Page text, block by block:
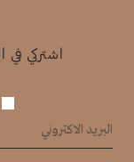
اشتركي في